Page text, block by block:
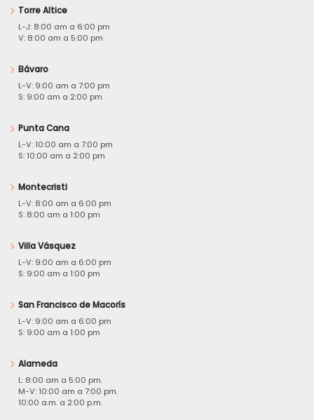
Torre Altice
L-J: 8:00 am a 6:00 pm
V: 8:00 am a 5:00 pm
Bávaro
L-V: 9:00 am a 7:00 pm
S: 9:00 am a 2:00 pm
Punta Cana
L-V: 10:00 am a 7:00 pm
S: 10:00 am a 2:00 pm
Montecristi
L-V: 8:00 am a 6:00 pm
S: 8:00 am a 1:00 pm
Villa Vásquez
L-V: 9:00 am a 6:00 pm
S: 9:00 am a 1:00 pm
San Francisco de Macorís
L-V: 9:00 am a 6:00 pm
S: 9:00 am a 1:00 pm
Alameda
L: 8:00 am a 5:00 pm.
M-V: 10:00 am a 7:00 pm.
10:00 a.m. a 2:00 p.m.